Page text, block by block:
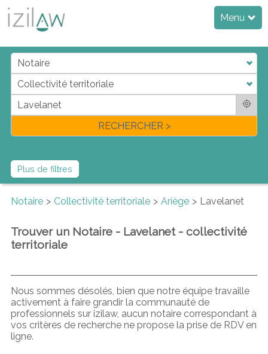
Menu
jdadi
fl
RECHERCHER >
Plus de filtres
Notaire Collectivité territoriale Ariège Lavelanet
Trouver un Notaire - Lavelanet - collectivité
territoriale
Nous sommes désolés, bien que notre équipe travaille
activement à faire grandir la communauté de
professionnels sur izilaw, aucun notaire correspondant à
vos critères de recherche ne propose la prise de RDV en
ligne.